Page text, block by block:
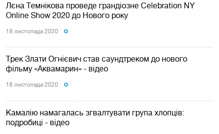
Лєна Темнікова проведе грандіозне Celebration NY
Online Show 2020 до Нового року
18 листопада 2020
Трек Злати Огнієвич став саундтреком до нового
фільму «Аквамарин» - відео
18 листопада 2020
Камалію намагалась згвалтувати група хлопців:
подробиці - відео